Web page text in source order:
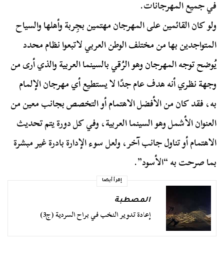
في جميع المهرجانات.
ولو كان القائمين على المهرجان مهتمين بجِربة وأهلها والسياح
المتواجدين بها من مختلف الوطن العربي لاتبعوا نظام محدد
يُوضح توجه المهرجان وهو الرُقي بالسينما العربية والذي أرى من
وجهة نظري أنه هدف عام جدًا لا يستطيع أي مهرجان الإلمام
به، فقد كان من الأفضل الاهتمام أو التخصص بجانب معين من
العنوان الأشمل وهو السينما العربية، وفي كل دورة يتم تحديث
الاهتمام أو تناول جانب آخر، ولعل سوء الإدارة بادرة غير مبشرة
بما صرحت به “الأسود”.
إقرأ أيضا
المصطبة
إعادة تدوير النخب في براح السردية (ج3)